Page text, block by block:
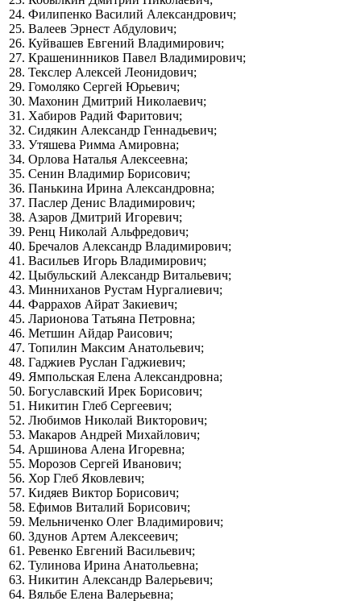
24. Филипенко Василий Александрович;
25. Валеев Эрнест Абдулович;
26. Куйвашев Евгений Владимирович;
27. Крашенинников Павел Владимирович;
28. Текслер Алексей Леонидович;
29. Гомоляко Сергей Юрьевич;
30. Махонин Дмитрий Николаевич;
31. Хабиров Радий Фаритович;
32. Сидякин Александр Геннадьевич;
33. Утяшева Римма Амировна;
34. Орлова Наталья Алексеевна;
35. Сенин Владимир Борисович;
36. Панькина Ирина Александровна;
37. Паслер Денис Владимирович;
38. Азаров Дмитрий Игоревич;
39. Ренц Николай Альфредович;
40. Бречалов Александр Владимирович;
41. Васильев Игорь Владимирович;
42. Цыбульский Александр Витальевич;
43. Минниханов Рустам Нургалиевич;
44. Фаррахов Айрат Закиевич;
45. Ларионова Татьяна Петровна;
46. Метшин Айдар Раисович;
47. Топилин Максим Анатольевич;
48. Гаджиев Руслан Гаджиевич;
49. Ямпольская Елена Александровна;
50. Богуславский Ирек Борисович;
51. Никитин Глеб Сергеевич;
52. Любимов Николай Викторович;
53. Макаров Андрей Михайлович;
54. Аршинова Алена Игоревна;
55. Морозов Сергей Иванович;
56. Хор Глеб Яковлевич;
57. Кидяев Виктор Борисович;
58. Ефимов Виталий Борисович;
59. Мельниченко Олег Владимирович;
60. Здунов Артем Алексеевич;
61. Ревенко Евгений Васильевич;
62. Тулинова Ирина Анатольевна;
63. Никитин Александр Валерьевич;
64. Вяльбе Елена Валерьевна;